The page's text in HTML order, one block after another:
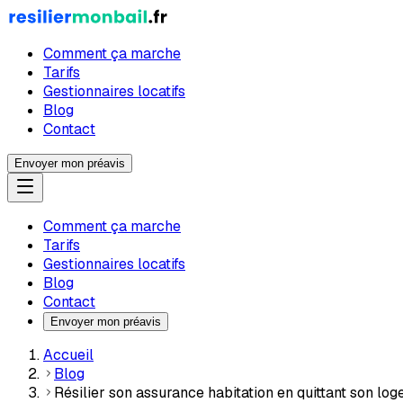
Comment ça marche
Tarifs
Gestionnaires locatifs
Blog
Contact
Envoyer mon préavis
Comment ça marche
Tarifs
Gestionnaires locatifs
Blog
Contact
Envoyer mon préavis
Accueil
Blog
Résilier son assurance habitation en quittant son